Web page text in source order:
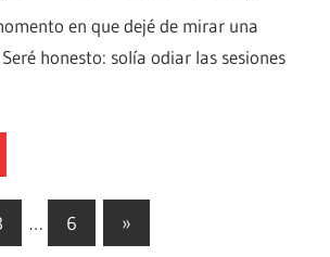
en que dejé de mirar una
honesto: solía odiar las sesiones
… 6
Siguientes
»